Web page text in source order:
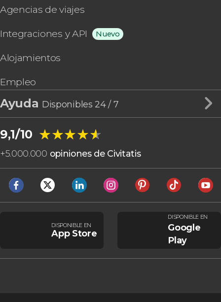
Agencias de viajes
Integraciones y API Nuevo
Alojamientos
Empleo
Ayuda Disponibles 24 / 7
9,1/10 ★★★★★
★★★★★
+5.000.000 opiniones de Civitatis
DISPONIBLE EN
App Store
DISPONIBLE EN
Google
Play